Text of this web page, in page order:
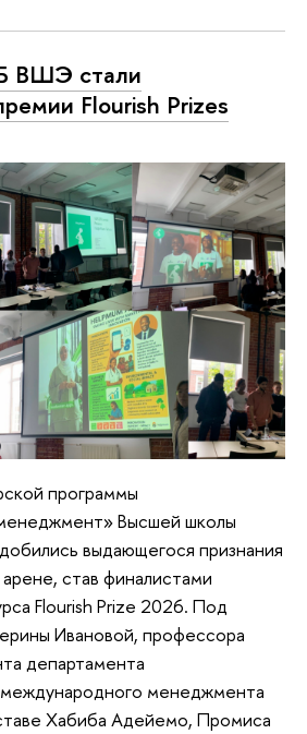
ВШЭ стали
Flourish Prizes
программы
Высшей школы
выдающегося признания
став финалистами
Flourish Prize 2026. Под
Ивановой, профессора
департамента
международного менеджмента
Хабиба Адейемо, Промиса